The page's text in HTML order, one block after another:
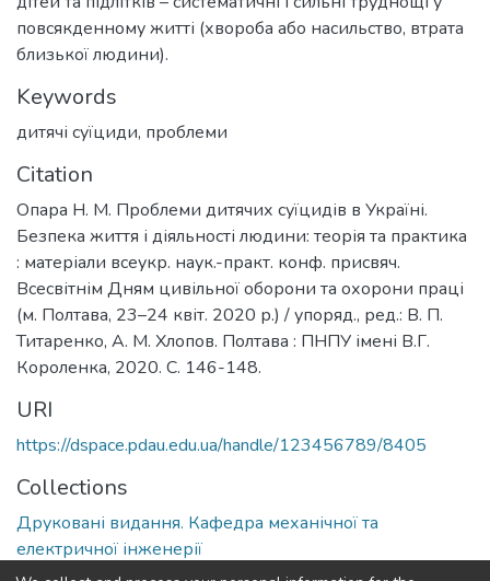
повсякденному житті (хвороба або насильство, втрата
близької людини).
Keywords
дитячі суїциди, проблеми
Citation
Опара Н. М. Проблеми дитячих суїцидів в Україні.
Безпека життя і діяльності людини: теорія та практика
: матеріали всеукр. наук.-практ. конф. присвяч.
Всесвітнім Дням цивільної оборони та охорони праці
(м. Полтава, 23–24 квіт. 2020 р.) / упоряд., ред.: В. П.
Титаренко, А. М. Хлопов. Полтава : ПНПУ імені В.Г.
Короленка, 2020. С. 146-148.
URI
https://dspace.pdau.edu.ua/handle/123456789/8405
Collections
Друковані видання. Кафедра механічної та
електричної інженерії